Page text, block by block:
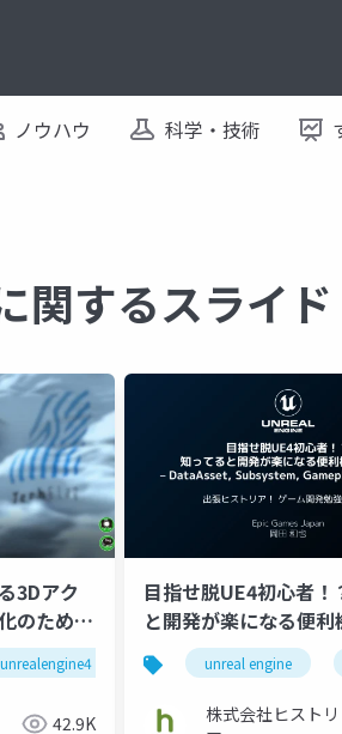
ノウハウ 科学・技術
するスライド
3Dアク
のための
里の道も
unrealengine4 ue4
42.9K
目指せ脱UE4初心者！
と開発が楽になる便
- DataAsset,
GameplayAbility編 -
unreal engine
株式会社ヒストリ